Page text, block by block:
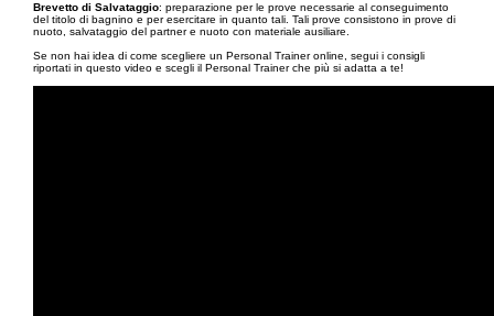
Brevetto di Salvataggio: preparazione per le prove necessarie al conseguimento
del titolo di bagnino e per esercitare in quanto tali. Tali prove consistono in prove di
nuoto, salvataggio del partner e nuoto con materiale ausiliare.
Se non hai idea di come scegliere un Personal Trainer online, segui i consigli
riportati in questo video e scegli il Personal Trainer che più si adatta a te!